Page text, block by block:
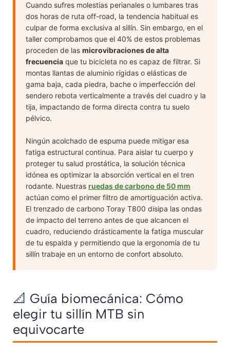
Cuando sufres molestias perianales o lumbares tras
dos horas de ruta off-road, la tendencia habitual es
culpar de forma exclusiva al sillín. Sin embargo, en el
taller comprobamos que el 40% de estos problemas
proceden de las microvibraciones de alta
frecuencia que tu bicicleta no es capaz de filtrar. Si
montas llantas de aluminio rígidas o elásticas de
gama baja, cada piedra, bache o imperfección del
sendero rebota verticalmente a través del cuadro y la
tija, impactando de forma directa contra tu suelo
pélvico.
Ningún acolchado de espuma puede mitigar esa
fatiga estructural continua. Para aislar tu cuerpo y
proteger tu salud prostática, la solución técnica
idónea es optimizar la absorción vertical en el tren
rodante. Nuestras ruedas de carbono de 50 mm
actúan como el primer filtro de amortiguación activa.
El trenzado de carbono Toray T800 disipa las ondas
de impacto del terreno antes de que alcancen el
cuadro, reduciendo drásticamente la fatiga muscular
de tu espalda y permitiendo que la ergonomía de tu
sillín trabaje en un entorno de confort absoluto.
📐 Guía biomecánica: Cómo
elegir tu sillín MTB sin
equivocarte